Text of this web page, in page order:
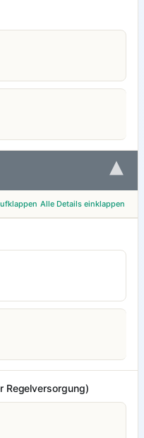
▾
Alle Details einklappen
Regelversorgung)